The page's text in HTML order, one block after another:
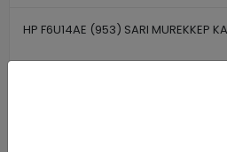
HP F6U14AE (953) SARI MUREKKEP